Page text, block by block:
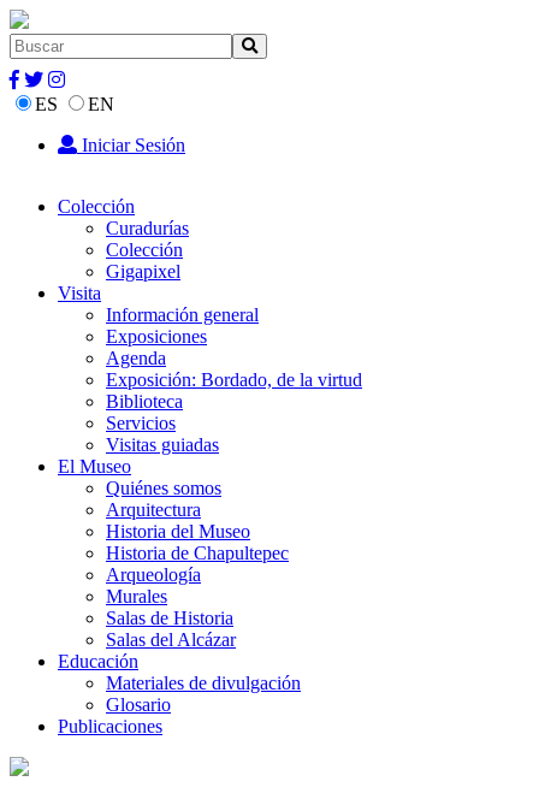
ES
EN
Iniciar Sesión
Colección
Curadurías
Colección
Gigapixel
Visita
Información general
Exposiciones
Agenda
Exposición: Bordado, de la virtud
Biblioteca
Servicios
Visitas guiadas
El Museo
Quiénes somos
Arquitectura
Historia del Museo
Historia de Chapultepec
Arqueología
Murales
Salas de Historia
Salas del Alcázar
Educación
Materiales de divulgación
Glosario
Publicaciones